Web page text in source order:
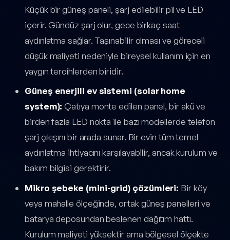
Küçük bir güneş paneli, şarj edilebilir pil ve LED
içerir. Gündüz şarj olur, gece birkaç saat
aydınlatma sağlar. Taşınabilir olması ve göreceli
düşük maliyeti nedeniyle bireysel kullanım için en
yaygın tercihlerden biridir.
Güneş enerjili ev sistemi (solar home
system): Çatıya monte edilen panel, bir akü ve
birden fazla LED nokta ile bazı modellerde telefon
şarj çıkışını bir arada sunar. Bir evin tüm temel
aydınlatma ihtiyacını karşılayabilir, ancak kurulum ve
bakım bilgisi gerektirir.
Mikro şebeke (mini-grid) çözümleri: Bir köy
veya mahalle ölçeğinde, ortak güneş panelleri ve
batarya deposundan beslenen dağıtım hattı.
Kurulum maliyeti yüksektir ama bölgesel ölçekte